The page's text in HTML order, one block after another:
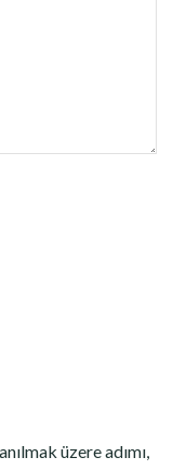
üzere adımı,